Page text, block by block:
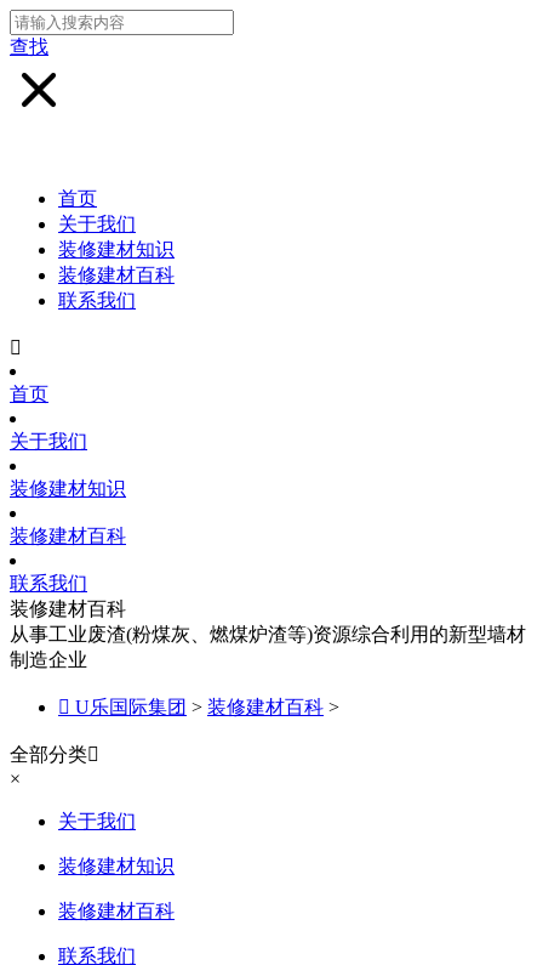
查找
首页
关于我们
装修建材知识
装修建材百科
联系我们

首页
关于我们
装修建材知识
装修建材百科
联系我们
装修建材百科
从事工业废渣(粉煤灰、燃煤炉渣等)资源综合利用的新型墙材
制造企业
 U乐国际集团 > 装修建材百科 >
全部分类
×
关于我们
装修建材知识
装修建材百科
联系我们